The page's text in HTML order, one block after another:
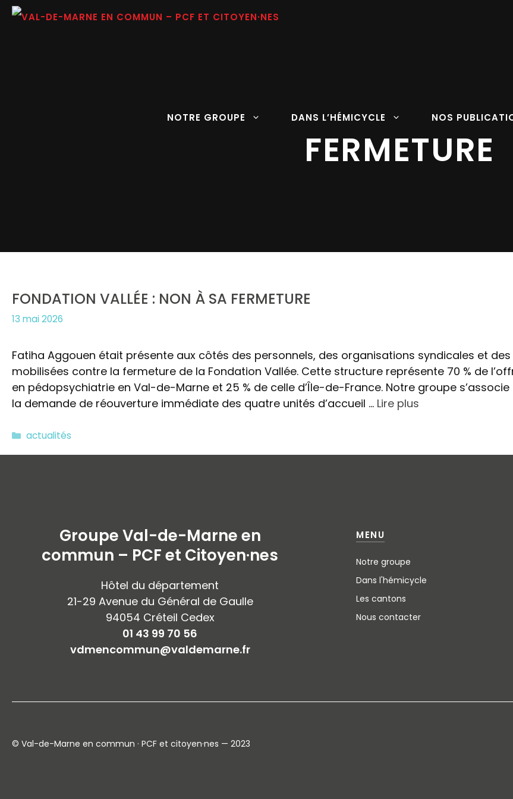
Aller
NOTRE GROUPE DANS L’HÉMICYCLE NOS
FERMETURE
FONDATION VALLÉE : NON À SA FERMETURE
13 mai 2026
Fatiha Aggouen était présente aux côtés des personnels, des organisations syndicales et
mobilisées contre la fermeture de la Fondation Vallée. Cette structure représente 70 % de
en pédopsychiatrie en Val-de-Marne et 25 % de celle d’Île-de-France. Notre groupe
la demande de réouverture immédiate des quatre unités d’accueil … Lire plus
Catégories
actualités
Groupe Val-de-Marne en
commun – PCF et Citoyen·nes
Hôtel du département
21-29 Avenue du Général de Gaulle
94054 Créteil Cedex
01 43 99 70 56
vdmencommun@valdemarne.fr
MENU
Notre groupe
Dans l'hémicycle
Les cantons
Nous contacter
© Val-de-Marne en commun · PCF et citoyen·nes — 2023